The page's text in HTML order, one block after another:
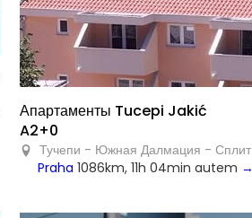
Апартаменты Tucepi Jakić
A2+0
Тучепи - Южная Далмация - Сплит
Praha 1086km, 11h 04min autem →